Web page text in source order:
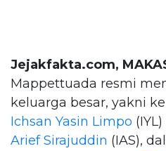
Jejakfakta.com,
Mappettuada resmi
keluarga besar, yakni
Ichsan Yasin Limpo
Arief Sirajuddin (IAS),